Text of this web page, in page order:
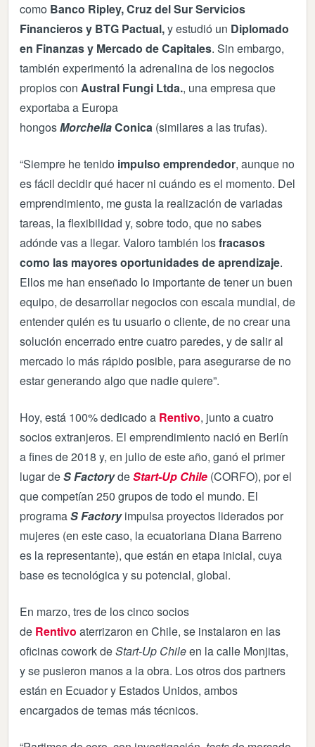
como Banco Ripley, Cruz del Sur Servicios
Financieros y BTG Pactual,y estudió un Diplomado
en Finanzas y Mercado de Capitales. Sin embargo,
también experimentó la adrenalina de los negocios
propios con Austral Fungi Ltda., una empresa que
exportaba a Europa
hongosMorchellaConica (similares a las trufas).
“Siempre he tenido impulso emprendedor, aunque no
es fácil decidir qué hacer ni cuándo es el momento. Del
emprendimiento, me gusta la realización de variadas
tareas, la flexibilidad y, sobre todo, que no sabes
adónde vas a llegar. Valoro también losfracasos
como las mayores oportunidades de aprendizaje.
Ellos me han enseñado lo importante de tener un buen
equipo, de desarrollar negocios con escala mundial, de
entender quién es tu usuario o cliente, de no crear una
solución encerrado entre cuatro paredes, y de salir al
mercado lo más rápido posible, para asegurarse de no
estar generando algo que nadie quiere”.
Hoy, está 100% dedicado a Rentivo, junto a cuatro
socios extranjeros. El emprendimiento nació en Berlín
a fines de 2018 y, en julio de este año, ganó el primer
lugar deS FactorydeStart-Up Chile (CORFO), por el
que competían 250 grupos de todo el mundo. El
programaS Factoryimpulsa proyectos liderados por
mujeres (en este caso, la ecuatoriana Diana Barreno
es la representante), que están en etapa inicial, cuya
base es tecnológica y su potencial, global.
En marzo, tres de los cinco socios
de Rentivo aterrizaron en Chile, se instalaron en las
oficinas cowork deStart-Up Chileen la calle Monjitas,
y se pusieron manos a la obra. Los otros dos partners
están en Ecuador y Estados Unidos, ambos
encargados de temas más técnicos.